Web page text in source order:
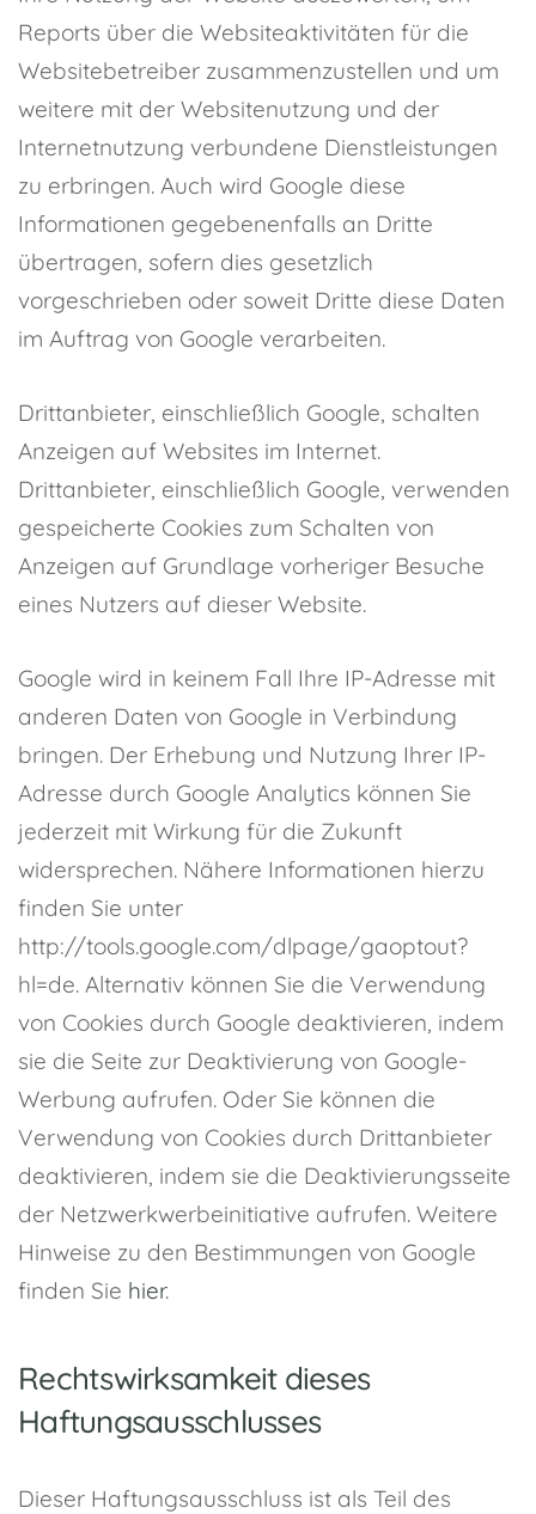
Reports über die Websiteaktivitäten für die
Websitebetreiber zusammenzustellen und um
weitere mit der Websitenutzung und der
Internetnutzung verbundene Dienstleistungen
zu erbringen. Auch wird Google diese
Informationen gegebenenfalls an Dritte
übertragen, sofern dies gesetzlich
vorgeschrieben oder soweit Dritte diese Daten
im Auftrag von Google verarbeiten.
Drittanbieter, einschließlich Google, schalten
Anzeigen auf Websites im Internet.
Drittanbieter, einschließlich Google, verwenden
gespeicherte Cookies zum Schalten von
Anzeigen auf Grundlage vorheriger Besuche
eines Nutzers auf dieser Website.
Google wird in keinem Fall Ihre IP-Adresse mit
anderen Daten von Google in Verbindung
bringen. Der Erhebung und Nutzung Ihrer IP-
Adresse durch Google Analytics können Sie
jederzeit mit Wirkung für die Zukunft
widersprechen. Nähere Informationen hierzu
finden Sie unter
http://tools.google.com/dlpage/gaoptout?
hl=de. Alternativ können Sie die Verwendung
von Cookies durch Google deaktivieren, indem
sie die Seite zur Deaktivierung von Google-
Werbung aufrufen. Oder Sie können die
Verwendung von Cookies durch Drittanbieter
deaktivieren, indem sie die Deaktivierungsseite
der Netzwerkwerbeinitiative aufrufen. Weitere
Hinweise zu den Bestimmungen von Google
finden Sie hier.
Rechtswirksamkeit dieses
Haftungsausschlusses
Dieser Haftungsausschluss ist als Teil des